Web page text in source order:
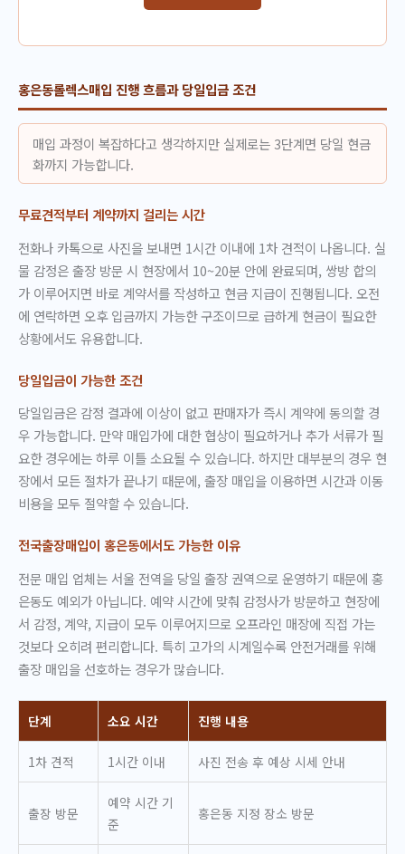
홍은동롤렉스매입 진행 흐름과 당일입금 조건
매입 과정이 복잡하다고 생각하지만 실제로는 3단계면 당일 현금
화까지 가능합니다.
무료견적부터 계약까지 걸리는 시간
전화나 카톡으로 사진을 보내면 1시간 이내에 1차 견적이 나옵니다. 실
물 감정은 출장 방문 시 현장에서 10~20분 안에 완료되며, 쌍방 합의
가 이루어지면 바로 계약서를 작성하고 현금 지급이 진행됩니다. 오전
에 연락하면 오후 입금까지 가능한 구조이므로 급하게 현금이 필요한
상황에서도 유용합니다.
당일입금이 가능한 조건
당일입금은 감정 결과에 이상이 없고 판매자가 즉시 계약에 동의할 경
우 가능합니다. 만약 매입가에 대한 협상이 필요하거나 추가 서류가 필
요한 경우에는 하루 이틀 소요될 수 있습니다. 하지만 대부분의 경우 현
장에서 모든 절차가 끝나기 때문에, 출장 매입을 이용하면 시간과 이동
비용을 모두 절약할 수 있습니다.
전국출장매입이 홍은동에서도 가능한 이유
전문 매입 업체는 서울 전역을 당일 출장 권역으로 운영하기 때문에 홍
은동도 예외가 아닙니다. 예약 시간에 맞춰 감정사가 방문하고 현장에
서 감정, 계약, 지급이 모두 이루어지므로 오프라인 매장에 직접 가는
것보다 오히려 편리합니다. 특히 고가의 시계일수록 안전거래를 위해
출장 매입을 선호하는 경우가 많습니다.
단계 소요 시간 진행 내용
1차 견적 1시간 이내 사진 전송 후 예상 시세 안내
출장 방문
예약 시간 기
준
홍은동 지정 장소 방문